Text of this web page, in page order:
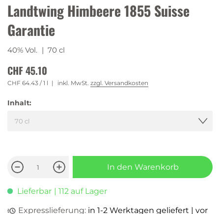
Landtwing Himbeere 1855 Suisse
Garantie
40% Vol. | 70 cl
CHF 45.10
CHF 64.43 / 1 l inkl. MwSt. zzgl. Versandkosten
Inhalt:
In den Warenkorb
Lieferbar | 112 auf Lager
Expresslieferung: in 1-2 Werktagen geliefert | vor